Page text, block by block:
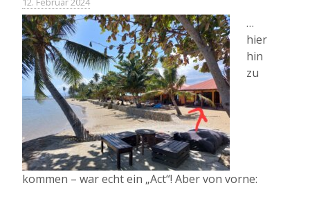
…
hier
hin
zu
kommen – war echt ein „Act“! Aber von vorne: